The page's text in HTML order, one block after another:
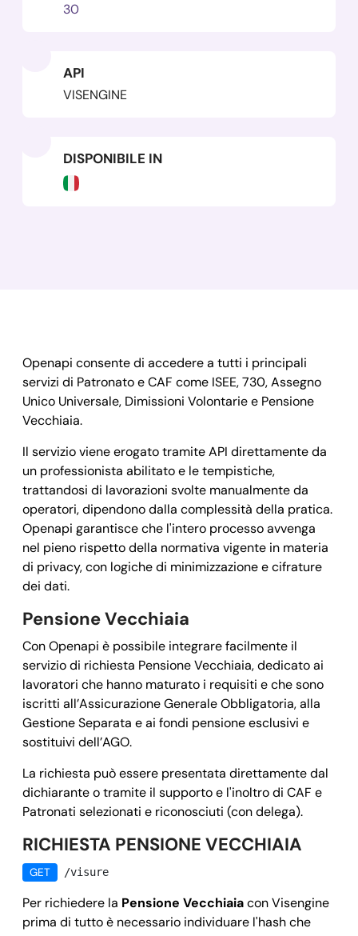
30
API
VISENGINE
DISPONIBILE IN
Openapi consente di accedere a tutti i principali
servizi di Patronato e CAF come ISEE, 730, Assegno
Unico Universale, Dimissioni Volontarie e Pensione
Vecchiaia.
Il servizio viene erogato tramite API direttamente da
un professionista abilitato e le tempistiche,
trattandosi di lavorazioni svolte manualmente da
operatori, dipendono dalla complessità della pratica.
Openapi garantisce che l'intero processo avvenga
nel pieno rispetto della normativa vigente in materia
di privacy, con logiche di minimizzazione e cifrature
dei dati.
Pensione Vecchiaia
Con Openapi è possibile integrare facilmente il
servizio di richiesta Pensione Vecchiaia, dedicato ai
lavoratori che hanno maturato i requisiti e che sono
iscritti all’Assicurazione Generale Obbligatoria, alla
Gestione Separata e ai fondi pensione esclusivi e
sostituivi dell’AGO.
La richiesta può essere presentata direttamente dal
dichiarante o tramite il supporto e l'inoltro di CAF e
Patronati selezionati e riconosciuti (con delega).
RICHIESTA PENSIONE VECCHIAIA
GET /visure
Per richiedere la Pensione Vecchiaiacon Visengine
prima di tutto è necessario individuare l'hash che